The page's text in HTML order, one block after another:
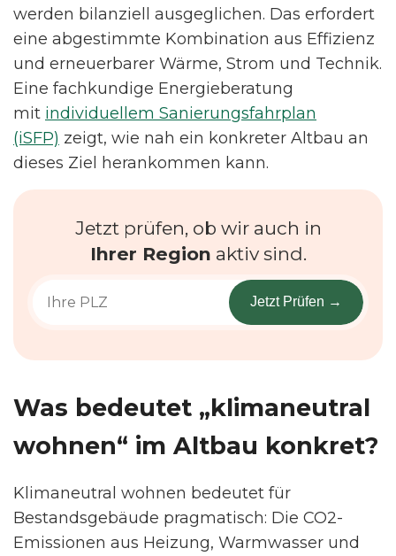
werden bilanziell ausgeglichen. Das erfordert
eine abgestimmte Kombination aus Effizienz
und erneuerbarer Wärme, Strom und Technik.
Eine fachkundige Energieberatung
mit individuellem Sanierungsfahrplan
(iSFP) zeigt, wie nah ein konkreter Altbau an
dieses Ziel herankommen kann.
Jetzt prüfen, ob wir auch in
Ihrer Region aktiv sind.
Jetzt Prüfen →
Was bedeutet „klimaneutral
wohnen“ im Altbau konkret?
Klimaneutral wohnen bedeutet für
Bestandsgebäude pragmatisch: Die CO2-
Emissionen aus Heizung, Warmwasser und